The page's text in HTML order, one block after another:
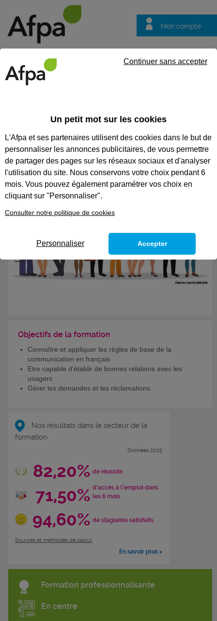
Mon compte
questions
CODES
POEC AGENT DE SERVICE
Objectifs de la formation
Connaître et appliquer les règles de base de la
communication en français
Etre capable d'établir de bonnes relations avec les
usagers
Gérer les demandes et les réclamations
Nos résultats dans le secteur de la
formation
Données 2025
82,20% de réussite
71,50% d'accès à l'emploi dans
les 6 mois
94,60% de stagiaires satisfaits
Sources et méthodes de calcul
En savoir plus >
Formation professionnalisante
En centre
Un petit mot sur les cookies
L'Afpa et ses partenaires utilisent des cookies dans le but de
personnaliser les annonces publicitaires, de vous permettre
de partager des pages sur les réseaux sociaux et d'analyser
l'utilisation du site. Nous conservons votre choix pendant 6
mois. Vous pouvez également paramétrer vos choix en
cliquant sur "Personnaliser".
Consulter notre politique de cookies
Continuer sans accepter
Personnaliser Accepter